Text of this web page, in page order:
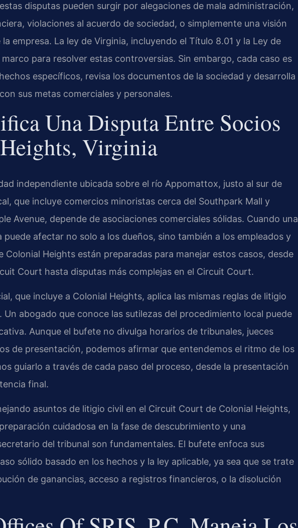
disputas pueden surgir por alegaciones de mala administración,
violaciones al acuerdo de sociedad, o simplemente una visión
empresa. La ley de Virginia, incluyendo el Título 8.01 y la Ley de
para resolver estas controversias. Sin embargo, cada caso es
específicos, revisa los documentos de la sociedad y desarrolla
sus metas comerciales y personales.
Una Disputa Entre Socios
Virginia
independiente ubicada sobre el río Appomattox, justo al sur de
que incluye comercios minoristas cerca del Southpark Mall y
Avenue, depende de asociaciones comerciales sólidas. Cuando una
puede afectar no solo a los dueños, sino también a los empleados y
Colonial Heights están preparadas para manejar estos casos, desde
Court hasta disputas más complejas en el Circuit Court.
que incluye a Colonial Heights, aplica las mismas reglas de litigio
Un abogado que conoce las sutilezas del procedimiento local puede
Aunque el bufete no divulga horarios de tribunales, jueces
de presentación, podemos afirmar que entendemos el ritmo de los
guiarlo a través de cada paso del proceso, desde la presentación
final.
asuntos de litigio civil en el Circuit Court de Colonial Heights,
cuidadosa en la fase de descubrimiento y una
del tribunal son fundamentales. El bufete enfoca sus
sólido basado en los hechos y la ley aplicable, ya sea que se trate
de ganancias, acceso a registros financieros, o la disolución